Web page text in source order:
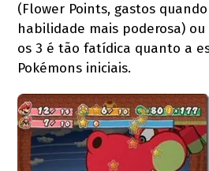
(Flower Points, gastos
habilidade mais poderosa) ou
os 3 é tão fatídica quanto a
Pokémons iniciais.